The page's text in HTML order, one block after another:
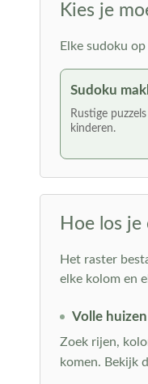
Kies je
Elke sudoku
Sudoku
Rustige
kinderen.
Hoe los je
Het raster
elke kolom en
Volle
Zoek rijen,
komen. Bekijk